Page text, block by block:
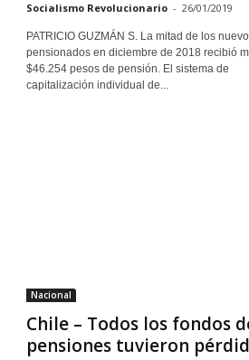
Socialismo Revolucionario - 26/01/2019
PATRICIO GUZMÁN S. La mitad de los
pensionados en diciembre de 2018 recibió
$46.254 pesos de pensión. El sistema de
capitalización individual de...
Nacional
Chile – Todos los fondos
pensiones tuvieron